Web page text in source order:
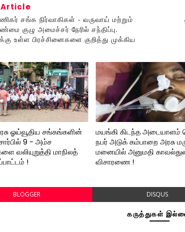
Article
சங்க நிர்வாகிகள் - வருவாய் மற்றும்
குழு அமைச்சர் நேரில் சந்திப்பு.
உள்ள பிரச்சினைகளை குறித்து முக்கிய
ஓய்வூதிய சங்கங்களின்
9 - அம்ச
வலியுறுத்தி மாநிலத்
!
மயங்கி கிடந்த அடையாளம்
நபர் அடுக் கம்பாறை அரசு
மனையில் அனுமதி
விசாரணை !
BLOGGER DISQUS
கருத்துகள்